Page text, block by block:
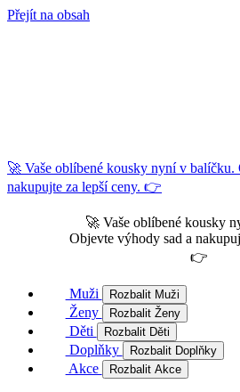
Přejít na obsah
🚀 Vaše oblíbené kousky nyní v balíčku.
nakupujte za lepší ceny. 👉
🚀 Vaše oblíbené kousky
Objevte výhody sad a
👉
Muži Rozbalit Muži
Ženy Rozbalit Ženy
Děti Rozbalit Děti
Doplňky Rozbalit Doplňky
Akce Rozbalit Akce